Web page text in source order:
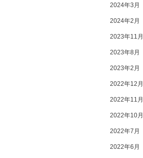
2024年3月
2024年2月
2023年11月
2023年8月
2023年2月
2022年12月
2022年11月
2022年10月
2022年7月
2022年6月